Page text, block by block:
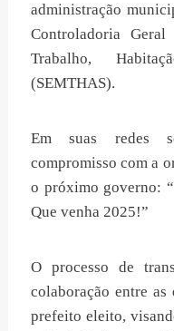
administração
Controladoria
Trabalho,
(SEMTHAS).
Em suas redes
compromisso com a
o próximo governo:
Que venha 2025!”
O processo de
colaboração entre
prefeito eleito,